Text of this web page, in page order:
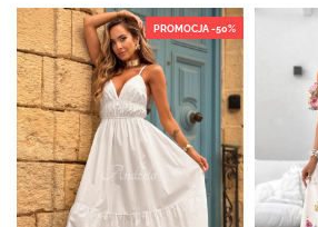
PROMOCJA -50%